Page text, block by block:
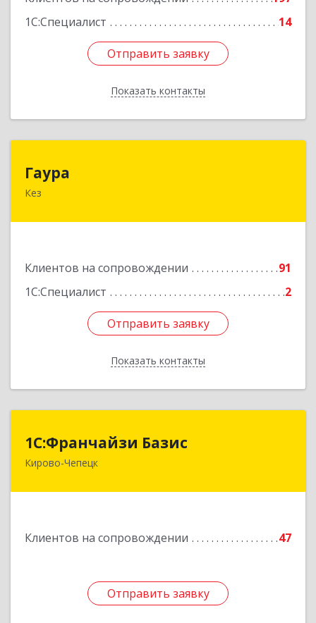
1С:Специалист
14
Отправить заявку
Показать контакты
Отправить заявку
Назад
Гаура
Кез
Клиентов на сопровождении
91
1С:Специалист
2
Отправить заявку
Показать контакты
Отправить заявку
Назад
1С:Франчайзи Базис
Кирово-Чепецк
Клиентов на сопровождении 47
Отправить заявку
613044, Кировская обл, город Кирово-Чепецк
Подробнее
Отправить заявку